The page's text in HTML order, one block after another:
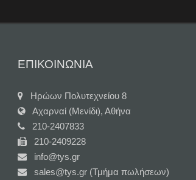
ΕΠΙΚΟΙΝΩΝΙΑ
Ηρώων Πολυτεχνείου 8
Αχαρναί (Μενίδι), Αθήνα
210-2407833
210-2409228
info@tys.gr
sales@tys.gr (Τμήμα πωλήσεων)